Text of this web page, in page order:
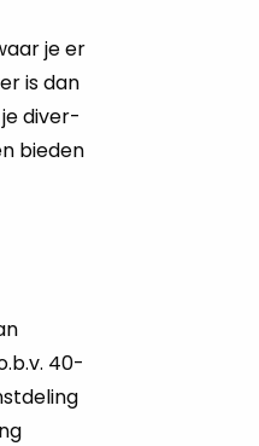
je er
is dan
je di­ver­
bie­den
40-